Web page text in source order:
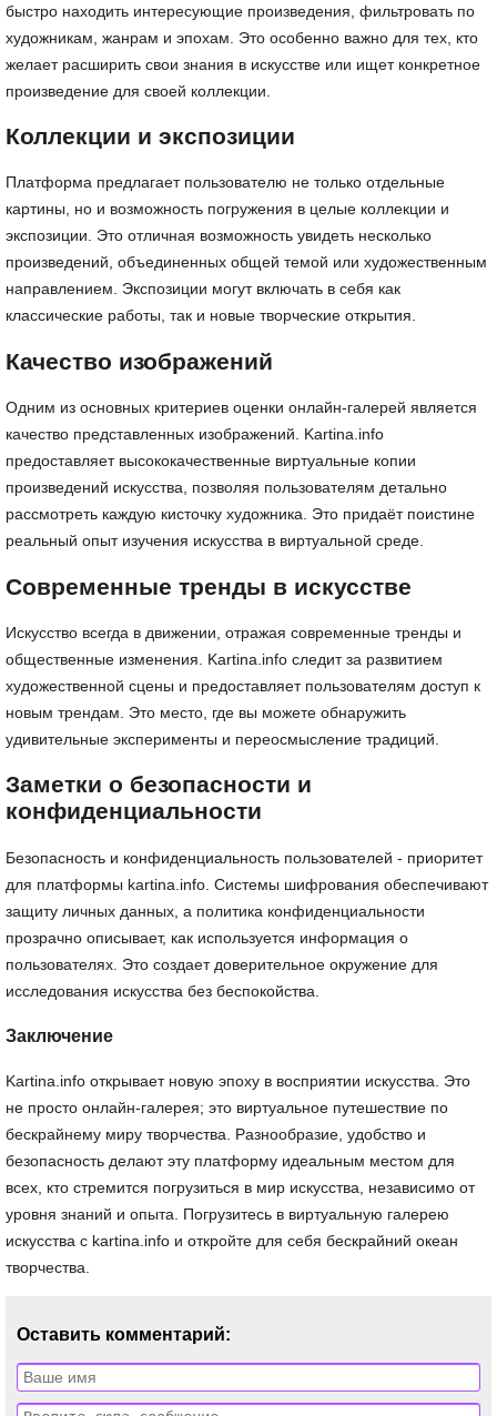
быстро находить интересующие произведения, фильтровать по
художникам, жанрам и эпохам. Это особенно важно для тех, кто
желает расширить свои знания в искусстве или ищет конкретное
произведение для своей коллекции.
Коллекции и экспозиции
Платформа предлагает пользователю не только отдельные
картины, но и возможность погружения в целые коллекции и
экспозиции. Это отличная возможность увидеть несколько
произведений, объединенных общей темой или художественным
направлением. Экспозиции могут включать в себя как
классические работы, так и новые творческие открытия.
Качество изображений
Одним из основных критериев оценки онлайн-галерей является
качество представленных изображений. Kartina.info
предоставляет высококачественные виртуальные копии
произведений искусства, позволяя пользователям детально
рассмотреть каждую кисточку художника. Это придаёт поистине
реальный опыт изучения искусства в виртуальной среде.
Современные тренды в искусстве
Искусство всегда в движении, отражая современные тренды и
общественные изменения. Kartina.info следит за развитием
художественной сцены и предоставляет пользователям доступ к
новым трендам. Это место, где вы можете обнаружить
удивительные эксперименты и переосмысление традиций.
Заметки о безопасности и
конфиденциальности
Безопасность и конфиденциальность пользователей - приоритет
для платформы kartina.info. Системы шифрования обеспечивают
защиту личных данных, а политика конфиденциальности
прозрачно описывает, как используется информация о
пользователях. Это создает доверительное окружение для
исследования искусства без беспокойства.
Заключение
Kartina.info открывает новую эпоху в восприятии искусства. Это
не просто онлайн-галерея; это виртуальное путешествие по
бескрайнему миру творчества. Разнообразие, удобство и
безопасность делают эту платформу идеальным местом для
всех, кто стремится погрузиться в мир искусства, независимо от
уровня знаний и опыта. Погрузитесь в виртуальную галерею
искусства с kartina.info и откройте для себя бескрайний океан
творчества.
Оставить комментарий: